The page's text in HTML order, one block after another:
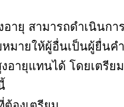
อายุ สามารถดำเนินกา
มายให้ผู้อื่นเป็นผู้ยื่นค
อายุแทนได้ โดยเตรีย